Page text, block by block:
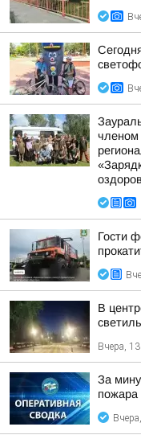
членом
Гости
В
Вчера,
За
пожара